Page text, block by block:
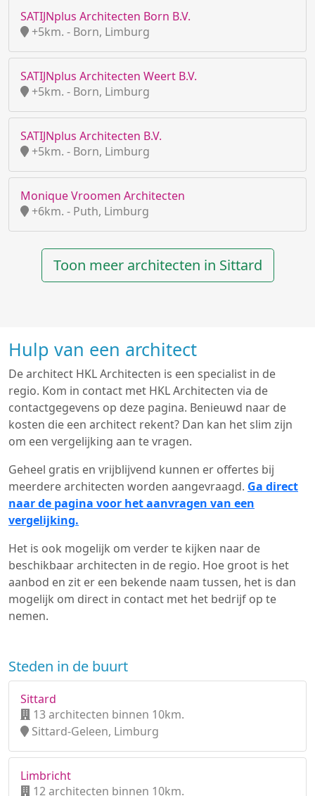
SATIJNplus Architecten Born B.V.
+5km. - Born, Limburg
SATIJNplus Architecten Weert B.V.
+5km. - Born, Limburg
SATIJNplus Architecten B.V.
+5km. - Born, Limburg
Monique Vroomen Architecten
+6km. - Puth, Limburg
Toon meer architecten in Sittard
Hulp van een architect
De architect HKL Architecten is een specialist in de
regio. Kom in contact met HKL Architecten via de
contactgegevens op deze pagina. Benieuwd naar de
kosten die een architect rekent? Dan kan het slim zijn
om een vergelijking aan te vragen.
Geheel gratis en vrijblijvend kunnen er offertes bij
meerdere architecten worden aangevraagd. Ga direct
naar de pagina voor het aanvragen van een
vergelijking.
Het is ook mogelijk om verder te kijken naar de
beschikbaar architecten in de regio. Hoe groot is het
aanbod en zit er een bekende naam tussen, het is dan
mogelijk om direct in contact met het bedrijf op te
nemen.
Steden in de buurt
Sittard
13 architecten binnen 10km.
Sittard-Geleen, Limburg
Limbricht
12 architecten binnen 10km.